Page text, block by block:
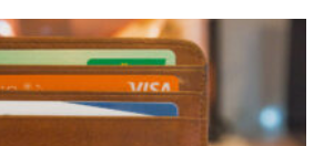
на пятую часть, а объемы